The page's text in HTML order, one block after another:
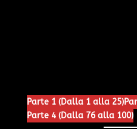
Parte 1 (Dalla 1 alla 25)
Parte 4 (Dalla 76 alla 100)